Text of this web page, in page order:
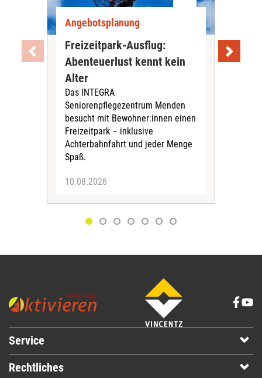
Angebotsplanung
Freizeitpark-Ausflug:
Abenteuerlust kennt kein
Alter
Das INTEGRA
Seniorenpflegezentrum Menden
besucht mit Bewohner:innen einen
Freizeitpark – inklusive
Achterbahnfahrt und jeder Menge
Spaß.
10.08.2026
Service
Rechtliches